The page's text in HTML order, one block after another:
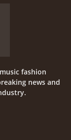
fashion
news and